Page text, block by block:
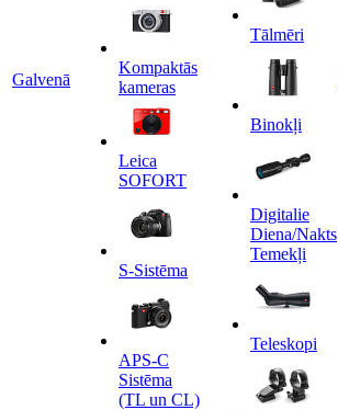
Galvenā
Kompaktās
kameras
Leica
SOFORT
S-Sistēma
APS-C
Sistēma
(TL un CL)
Tālmēri
Binokļi
Digitalie
Diena/Nakts
Temekļi
Teleskopi